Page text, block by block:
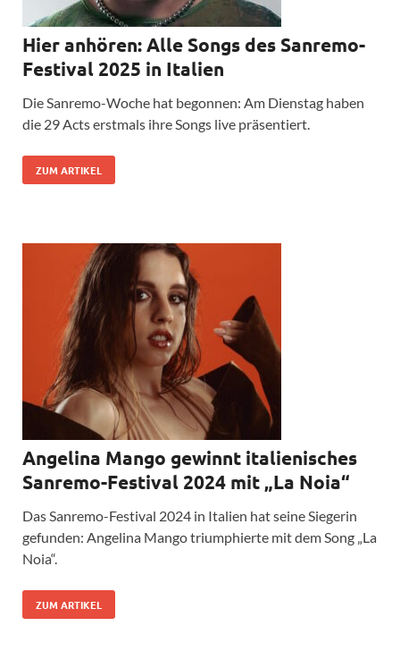
Hier anhören: Alle Songs des Sanremo-
Festival 2025 in Italien
Die Sanremo-Woche hat begonnen: Am Dienstag haben
die 29 Acts erstmals ihre Songs live präsentiert.
ZUM ARTIKEL
Angelina Mango gewinnt italienisches
Sanremo-Festival 2024 mit „La Noia“
Das Sanremo-Festival 2024 in Italien hat seine Siegerin
gefunden: Angelina Mango triumphierte mit dem Song „La
Noia“.
ZUM ARTIKEL